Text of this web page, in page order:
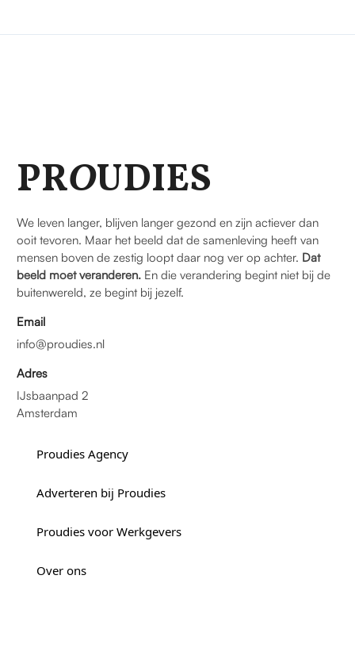
PROUDIES
We leven langer, blijven langer gezond en zijn actiever dan
ooit tevoren. Maar het beeld dat de samenleving heeft van
mensen boven de zestig loopt daar nog ver op achter. Dat
beeld moet veranderen. En die verandering begint niet bij de
buitenwereld, ze begint bij jezelf.
Email
info@proudies.nl
Adres
IJsbaanpad 2
Amsterdam
Proudies Agency
Adverteren bij Proudies
Proudies voor Werkgevers
Over ons